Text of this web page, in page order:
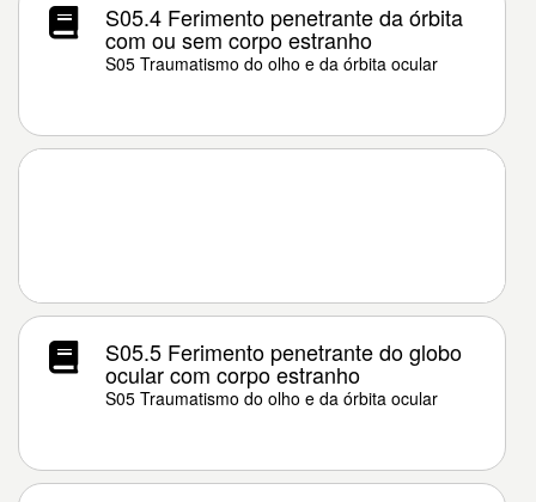
S05.4 Ferimento penetrante da órbita
com ou sem corpo estranho
S05 Traumatismo do olho e da órbita ocular
S05.5 Ferimento penetrante do globo
ocular com corpo estranho
S05 Traumatismo do olho e da órbita ocular